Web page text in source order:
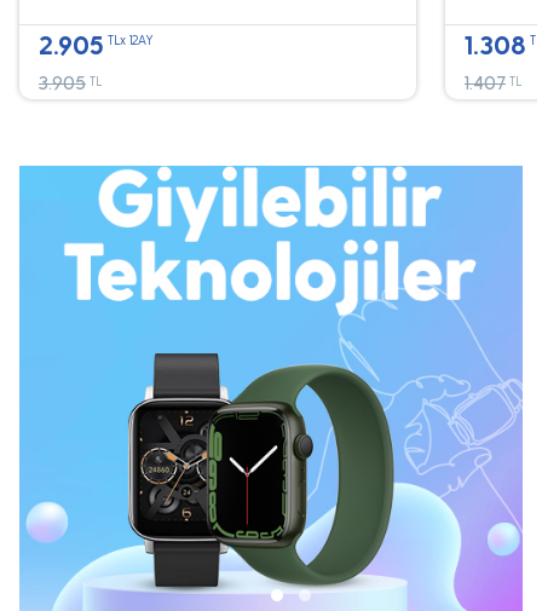
2.905 TLx 12AY
3.905 TL
1.308
1.407 TL